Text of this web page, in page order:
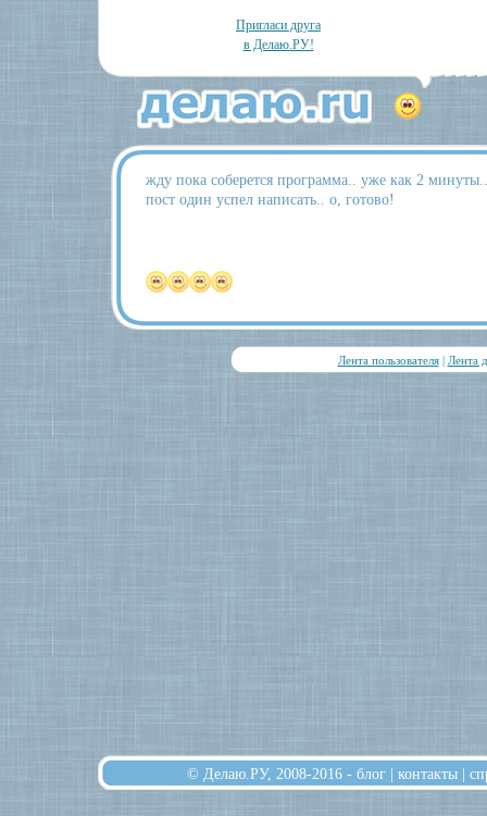
Пригласи друга
в Делаю.РУ!
жду пока соберется программа.. уже как 2
пост один успел написать.. о, готово!
Лента пользователя| Лента
© Делаю.РУ, 2008-2016 - блог | контакты |